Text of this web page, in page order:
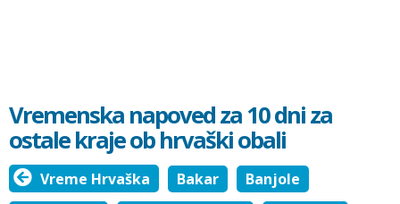
Vremenska napoved za 10 dni za
ostale kraje ob hrvaški obali
Vreme Hrvaška Bakar
Banjole